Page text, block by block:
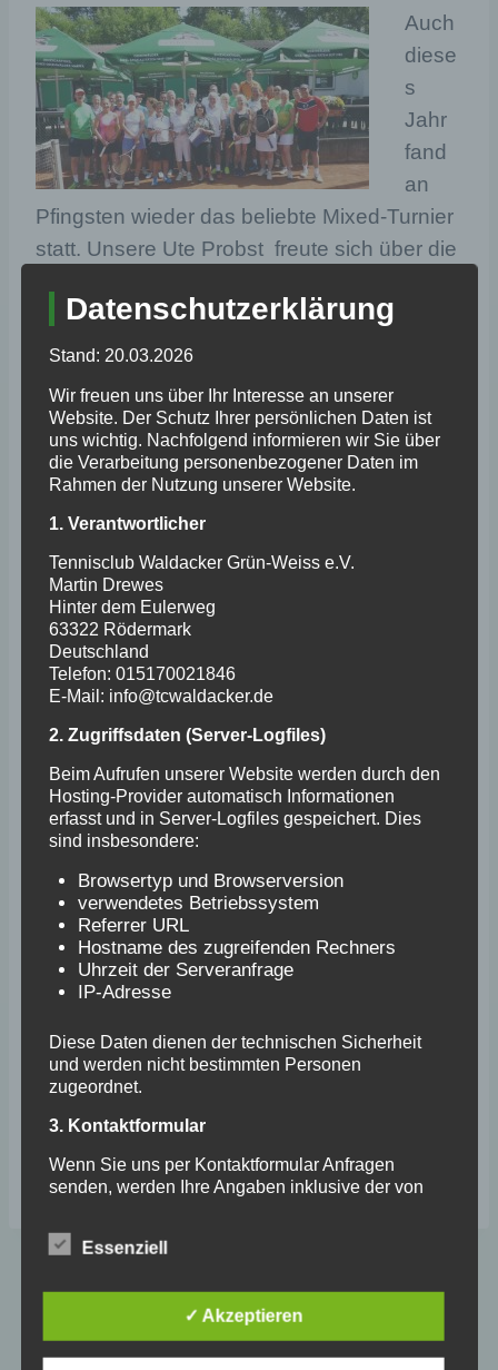
Auch
diese
s
Jahr
fand
an
Pfingsten wieder das beliebte Mixed-Turnier
statt. Unsere Ute Probst freute sich über die
herrlichem Sonnenschein in immer wieder
wechselnden Mixed-Paarungen tolle
waren so ausgeglichen, daß die Sieger
wegen Punktgleichheit in einem
Entscheidungsdoppel ermittelt werden
Martin Westerwald durch. Über den dritten
Platz freuten sich Patricia Conte und
Gustavo Gregorio. Aber bei allem Ehrgeiz
stand der Spaß am gemeinsamen Spielen
im Vordergrund. Wie immer herrschte eine
tolle Stimmung, wurde viel gelacht und über
manche Spielsituation noch im nach hinein
diskutiert.
unserem Wirt zubereitete leckere Grillade
schmecken. Nach der Siegerehrung ging es
zum gemütlichen Teil über und alle freuten
sich schon auf das nächste Jahr.
Drucken
Beitragsnavigation
ZURÜCK
schnuppern Tennisluft
WEITER
Erwachsenen LK-
Datenschutzerklärung
Stand: 20.03.2026
Wir freuen uns über Ihr Interesse an unserer
Website. Der Schutz Ihrer persönlichen Daten ist
uns wichtig. Nachfolgend informieren wir Sie über
die Verarbeitung personenbezogener Daten im
Rahmen der Nutzung unserer Website.
1. Verantwortlicher
Tennisclub Waldacker Grün-Weiss e.V.
Martin Drewes
Hinter dem Eulerweg
63322 Rödermark
Deutschland
Telefon: 015170021846
E-Mail: info@tcwaldacker.de
2. Zugriffsdaten (Server-Logfiles)
Beim Aufrufen unserer Website werden durch den
Hosting-Provider automatisch Informationen
erfasst und in Server-Logfiles gespeichert. Dies
sind insbesondere:
Browsertyp und Browserversion
verwendetes Betriebssystem
Referrer URL
Hostname des zugreifenden Rechners
Uhrzeit der Serveranfrage
IP-Adresse
Diese Daten dienen der technischen Sicherheit
und werden nicht bestimmten Personen
zugeordnet.
3. Kontaktformular
Wenn Sie uns per Kontaktformular Anfragen
senden, werden Ihre Angaben inklusive der von
der Anfrage gespeichert. Diese Daten geben wir
nicht ohne Ihre Einwilligung weiter.
4. Kommentare
Wenn Sie Kommentare auf unserer Website
hinterlassen, werden neben Ihrem Kommentar
Essenziell
✓ Akzeptieren